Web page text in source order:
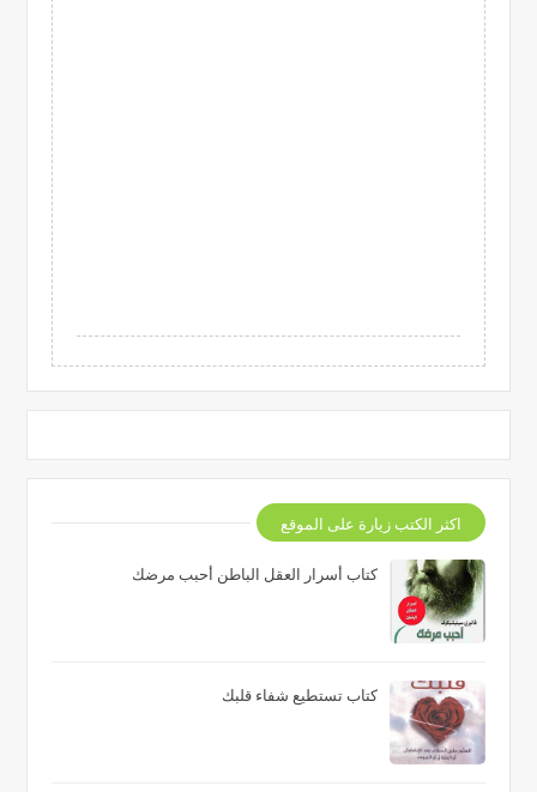
اكثر الكتب زيارة على الموقع
كتاب أسرار العقل الباطن أحبب مرضك
كتاب تستطيع شفاء قلبك